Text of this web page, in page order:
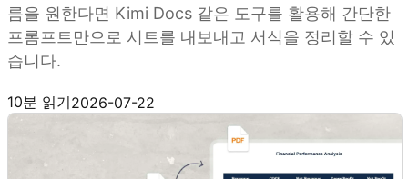
름을 원한다면 Kimi Docs 같은 도구를 활용해 간단한
프롬프트만으로 시트를 내보내고 서식을 정리할 수 있
습니다.
10분 읽기2026-07-22